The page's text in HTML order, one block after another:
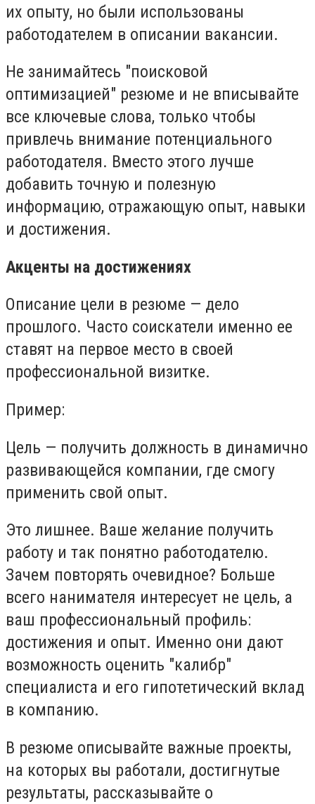
их опыту, но были использованы
работодателем в описании вакансии.
Не занимайтесь "поисковой
оптимизацией" резюме и не вписывайте
все ключевые слова, только чтобы
привлечь внимание потенциального
работодателя. Вместо этого лучше
добавить точную и полезную
информацию, отражающую опыт, навыки
и достижения.
Акценты на достижениях
Описание цели в резюме — дело
прошлого. Часто соискатели именно ее
ставят на первое место в своей
профессиональной визитке.
Пример:
Цель — получить должность в динамично
развивающейся компании, где смогу
применить свой опыт.
Это лишнее. Ваше желание получить
работу и так понятно работодателю.
Зачем повторять очевидное? Больше
всего нанимателя интересует не цель, а
ваш профессиональный профиль:
достижения и опыт. Именно они дают
возможность оценить "калибр"
специалиста и его гипотетический вклад
в компанию.
В резюме описывайте важные проекты,
на которых вы работали, достигнутые
результаты, рассказывайте о